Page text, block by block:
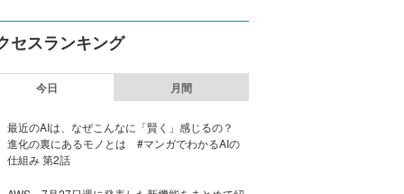
セスランキング
今日 月間
最近のAIは、なぜこんなに「賢く」感じるの？
進化の裏にあるモノとは #マンガでわかるAIの
仕組み 第2話